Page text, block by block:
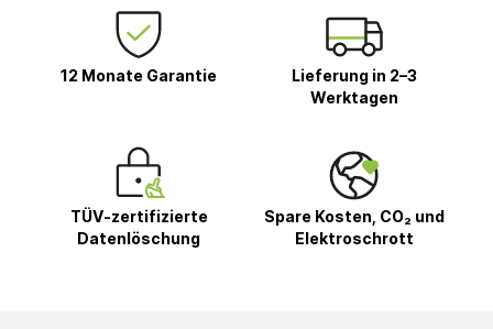
12 Monate Garantie
Lieferung in 2–3
Werktagen
TÜV-zertifizierte
Datenlöschung
Spare Kosten, CO₂ und
Elektroschrott